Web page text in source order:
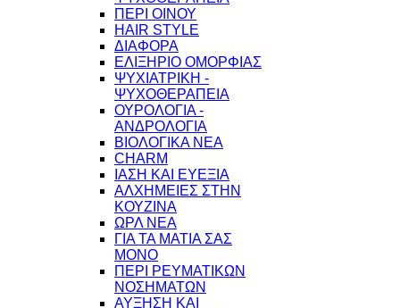
ΠΕΡΙ ΟΙΝΟΥ
HAIR STYLE
ΔΙΑΦΟΡΑ
ΕΛΙΞΗΡΙΟ ΟΜΟΡΦΙΑΣ
ΨΥΧΙΑΤΡΙΚΗ -
ΨΥΧΟΘΕΡΑΠΕΙΑ
ΟΥΡΟΛΟΓΙΑ -
ΑΝΔΡΟΛΟΓΙΑ
ΒΙΟΛΟΓΙΚΑ ΝΕΑ
CHARM
ΙΑΣΗ ΚΑΙ ΕΥΕΞΙΑ
ΑΛΧΗΜΕΙΕΣ ΣΤΗΝ
ΚΟΥΖΙΝΑ
ΩΡΛ ΝEA
ΓΙΑ ΤΑ ΜΑΤΙΑ ΣΑΣ
ΜΟΝΟ
ΠΕΡΙ ΡΕΥΜΑΤΙΚΩΝ
ΝΟΣΗΜΑΤΩΝ
ΑΥΞΗΣΗ ΚΑΙ